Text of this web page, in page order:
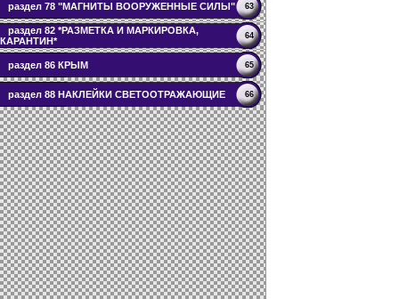
раздел 78 "МАГНИТЫ ВООРУЖЕННЫЕ СИЛЫ" 63
раздел 82 *РАЗМЕТКА И МАРКИРОВКА,
КАРАНТИН*
64
раздел 86 КРЫМ 65
раздел 88 НАКЛЕЙКИ СВЕТООТРАЖАЮЩИЕ 66